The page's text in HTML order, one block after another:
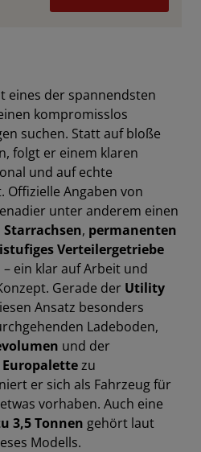
eines der spannendsten
kompromisslos
suchen. Statt auf bloße
folgt er einem klaren
und auf echte
Offizielle Angaben von
unter anderem einen
Starrachsen, permanenten
Verteilergetriebe
ein klar auf Arbeit und
Gerade der Utility
Ansatz besonders
Ladeboden,
und der
Europalettezu
er sich als Fahrzeug für
vorhaben. Auch eine
3,5 Tonnen gehört laut
Modells.